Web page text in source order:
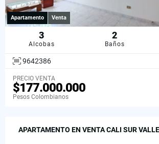
Apartamento Venta
3
Alcobas
2
Baños
9642386
PRECIO VENTA
$177.000.000
Pesos Colombianos
APARTAMENTO EN VENTA CALI SUR